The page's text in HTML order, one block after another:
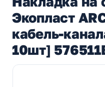
Экопласт
кабель-
10шт]